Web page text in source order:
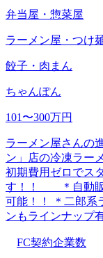
弁当屋・惣菜屋
ラーメン屋・つけ
餃子・肉まん
ちゃんぽん
101〜300万円
ラーメン屋さんの
ン」店の冷凍ラー
初期費用ゼロでス
す！！ ＊自動販
可能！！ ＊二郎系
ンもラインナップ
FC契約企業数